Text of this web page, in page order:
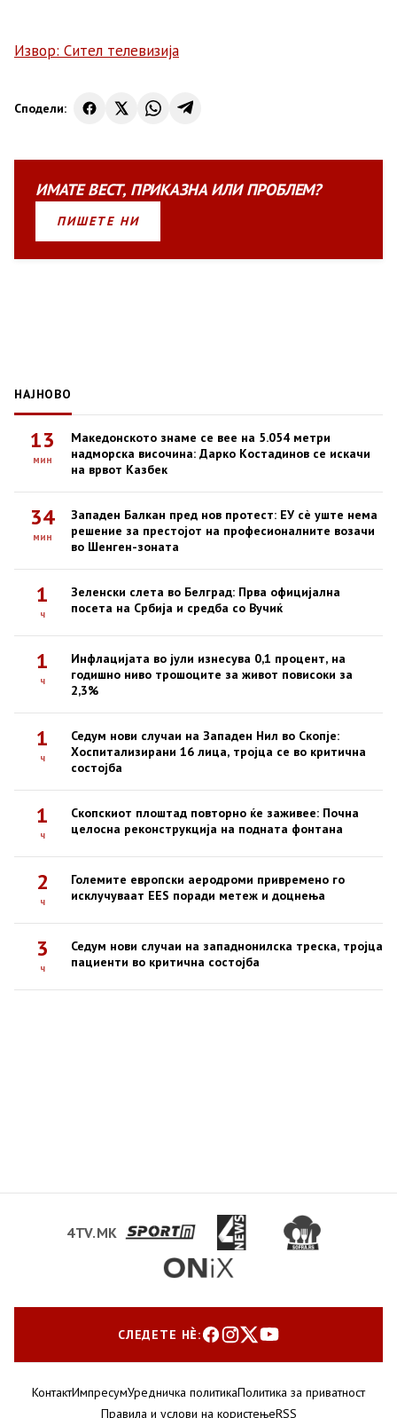
Извор: Сител телевизија
Сподели:
ИМАТЕВЕСТ, ПРИКАЗНАИЛИПРОБЛЕМ?
ПИШЕТЕ НИ
НАЈНОВО
13
мин
Македонското знаме се вее на 5.054 метри
надморска височина: Дарко Костадинов се искачи
на врвот Казбек
34
мин
Западен Балкан пред нов протест: ЕУ сè уште нема
решение за престојот на професионалните возачи
во Шенген-зоната
1
ч
Зеленски слета во Белград: Прва официјална
посета на Србија и средба со Вучиќ
1
ч
Инфлацијата во јули изнесува 0,1 процент, на
годишно ниво трошоците за живот повисоки за
2,3%
1
ч
Седум нови случаи на Западен Нил во Скопје:
Хоспитализирани 16 лица, тројца се во критична
состојба
1
ч
Скопскиот плоштад повторно ќе заживее: Почна
целосна реконструкција на подната фонтана
2
ч
Големите европски аеродроми привремено го
исклучуваат EES поради метеж и доцнења
3
ч
Седум нови случаи на западнонилска треска, тројца
пациенти во критична состојба
4TV.MK
СЛЕДЕТЕ НЀ:
КонтактИмпресумУредничка политикаПолитика за приватност
Правила и услови на користењеRSS